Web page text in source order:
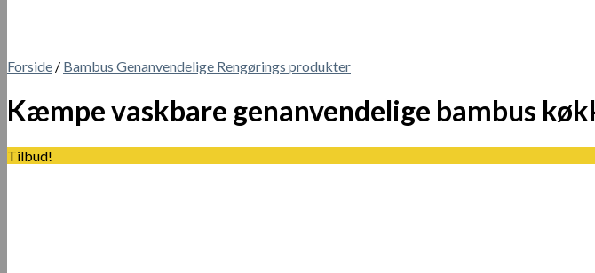
Forside / Bambus Genanvendelige Rengørings produkter
Kæmpe vaskbare genanvendelige bambus
Tilbud!